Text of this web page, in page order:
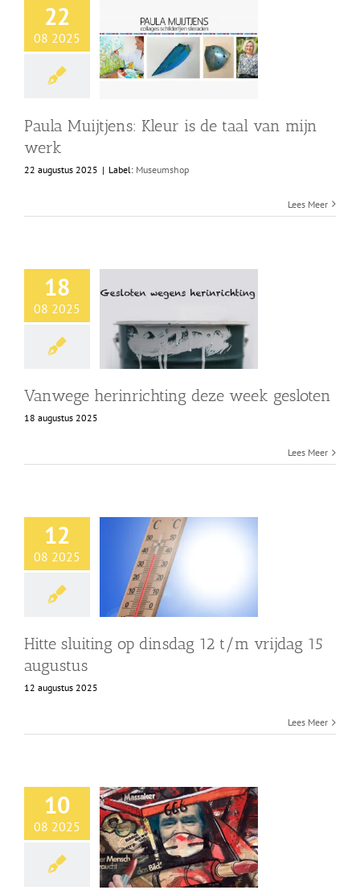
22
08 2025
Paula Muijtjens: Kleur is de taal van mijn
werk
22 augustus 2025 | Label: Museumshop
Lees Meer
18
08 2025
Vanwege herinrichting deze week gesloten
18 augustus 2025
Lees Meer
12
08 2025
Hitte sluiting op dinsdag 12 t/m vrijdag 15
augustus
12 augustus 2025
Lees Meer
10
08 2025